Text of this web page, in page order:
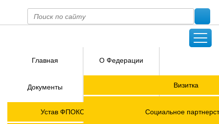
Главная О Федерации
Визитка
Документы
Устав ФПОКО с изменениями от 2026 года
Социальное
Членские